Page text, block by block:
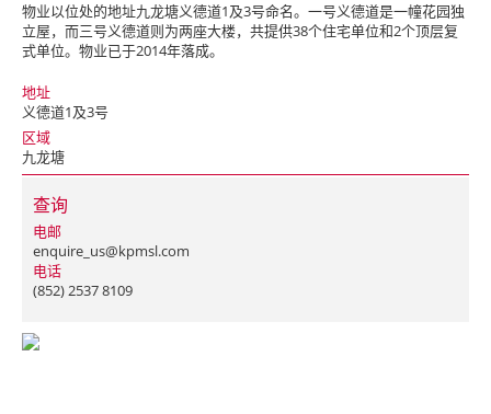
物业以位处的地址九龙塘义德道1及3号命名。一号义德道是一幢花园独
立屋，而三号义德道则为两座大楼，共提供38个住宅单位和2个顶层复
式单位。物业已于2014年落成。
地址
义德道1及3号
区域
九龙塘
查询
电邮
enquire_us@kpmsl.com
电话
(852) 2537 8109